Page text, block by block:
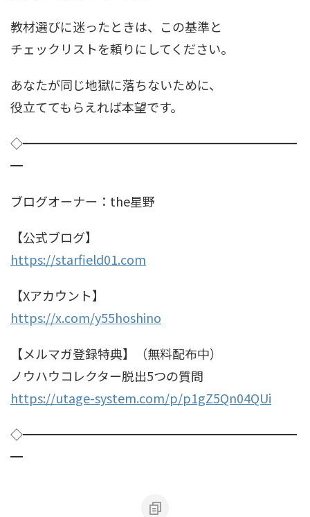
教材選びに迷ったときは、この基準と
チェックリストを頼りにしてください。
あなたが同じ地獄に落ちないために、
役立ててもらえれば本望です。
◇━━━━━━━━━━━━━━━━━━━━━━
━
ブログオーナー：the星野
【公式ブログ】
https://starfield01.com
【Xアカウント】
https://x.com/y55hoshino
【メルマガ登録特典】（無料配布中）
ノウハウコレクター脱出5つの質問
https://utage-system.com/p/p1gZ5Qn04QUi
◇━━━━━━━━━━━━━━━━━━━━━━
━